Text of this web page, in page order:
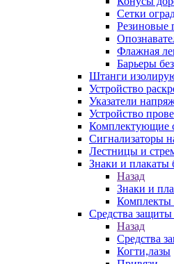
Сетки
Резиновые
Флажная
Барьеры
Штанги
Устройство
Указатели
Устройство
Комплектующие
Сигнализаторы
Лестницы и
Знаки и плакаты
Назад
Знаки и
Комплекты
Средства
Назад
Средства
Когти,лазы